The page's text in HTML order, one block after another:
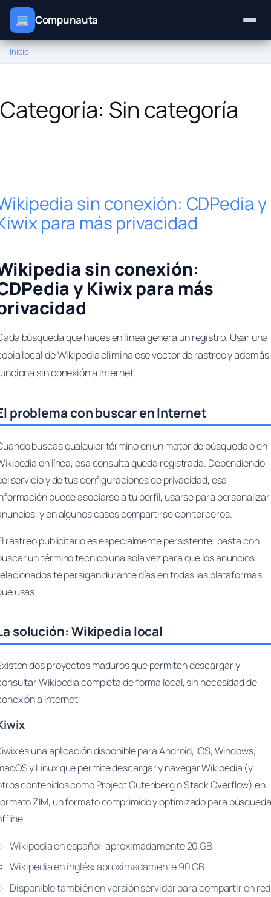
Compunauta
Inicio
contenido
Categoría: Sin categoría
sin conexión: CDPedia y
para más privacidad
sin conexión:
y Kiwix para más
búsqueda que haces en línea genera un registro. Usar una
local de Wikipedia elimina ese vector de rastreo y además
sin conexión a Internet.
problema con buscar en Internet
buscas cualquier término en un motor de búsqueda o en
en línea, esa consulta queda registrada. Dependiendo
servicio y de tus configuraciones de privacidad, esa
puede asociarse a tu perfil, usarse para personalizar
y en algunos casos compartirse con terceros.
rastreo publicitario es especialmente persistente: basta con
un término técnico una sola vez para que los anuncios
te persigan durante días en todas las plataformas
usas.
solución: Wikipedia local
dos proyectos maduros que permiten descargar y
Wikipedia completa de forma local, sin necesidad de
a Internet:
es una aplicación disponible para Android, iOS, Windows,
y Linux que permite descargar y navegar Wikipedia (y
contenidos como Project Gutenberg o Stack Overflow) en
ZIM, un formato comprimido y optimizado para búsqueda
Wikipedia en español: aproximadamente 20 GB
Wikipedia en inglés: aproximadamente 90 GB
Disponible también en versión servidor para compartir en red